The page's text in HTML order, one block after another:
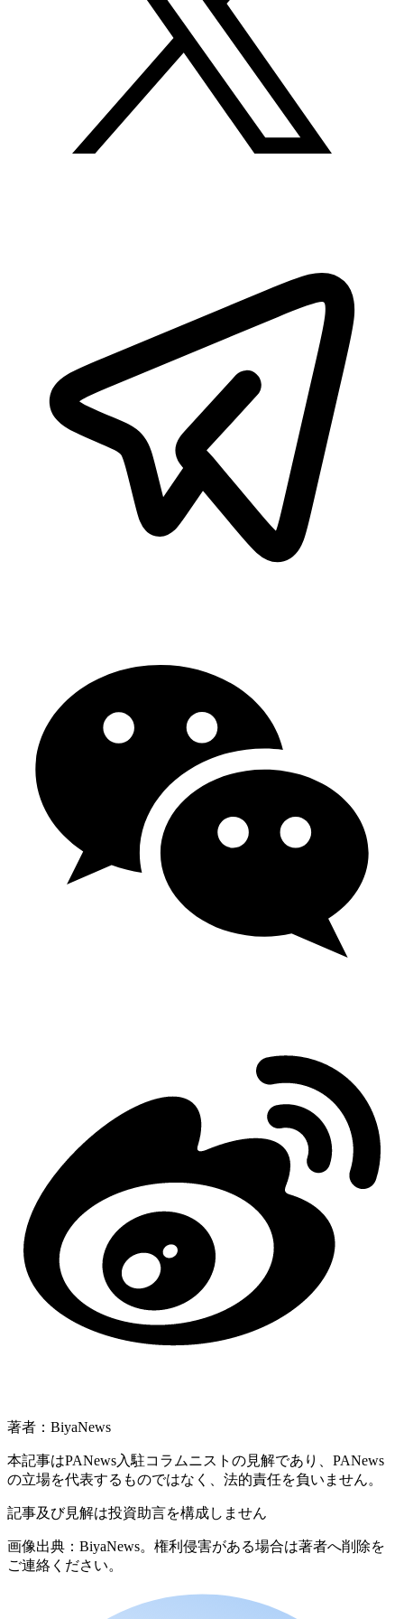
著者：BiyaNews
本記事はPANews入駐コラムニストの見解であり、PANews
の立場を代表するものではなく、法的責任を負いません。
記事及び見解は投資助言を構成しません
画像出典：BiyaNews。権利侵害がある場合は著者へ削除を
ご連絡ください。